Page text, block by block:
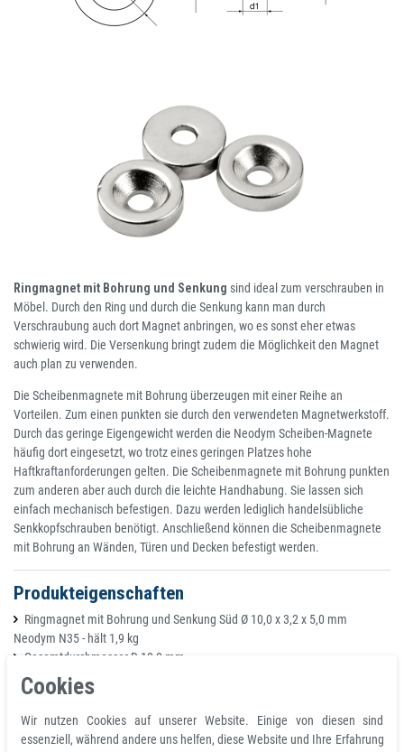
Ringmagnet mit Bohrung und Senkung sind ideal zum verschrauben in
Möbel. Durch den Ring und durch die Senkung kann man durch
Verschraubung auch dort Magnet anbringen, wo es sonst eher etwas
schwierig wird. Die Versenkung bringt zudem die Möglichkeit den Magnet
auch plan zu verwenden.
Die Scheibenmagnete mit Bohrung überzeugen mit einer Reihe an
Vorteilen. Zum einen punkten sie durch den verwendeten Magnetwerkstoff.
Durch das geringe Eigengewicht werden die Neodym Scheiben-Magnete
häufig dort eingesetzt, wo trotz eines geringen Platzes hohe
Haftkraftanforderungen gelten. Die Scheibenmagnete mit Bohrung punkten
zum anderen aber auch durch die leichte Handhabung. Sie lassen sich
einfach mechanisch befestigen. Dazu werden lediglich handelsübliche
Senkkopfschrauben benötigt. Anschließend können die Scheibenmagnete
mit Bohrung an Wänden, Türen und Decken befestigt werden.
Produkteigenschaften
Ringmagnet mit Bohrung und Senkung Süd Ø 10,0 x 3,2 x 5,0 mm
Neodym N35 - hält 1,9 kg
Gesamtdurchmesser D 10,0 mm
Ring innen d1 3,2 mm
Gesamthöhe H 5,0 mm
Volumen 330 mm³
Material Neodym
Cookies
Wir nutzen Cookies auf unserer Website. Einige von diesen sind
essenziell, während andere uns helfen, diese Website und Ihre Erfahrung